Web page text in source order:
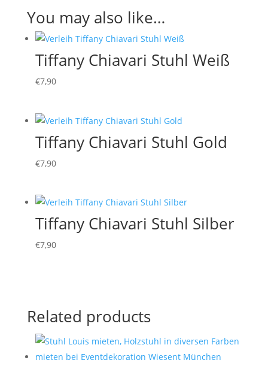
You may also like…
Tiffany Chiavari Stuhl Weiß
€7,90
Tiffany Chiavari Stuhl Gold
€7,90
Tiffany Chiavari Stuhl Silber
€7,90
Related products